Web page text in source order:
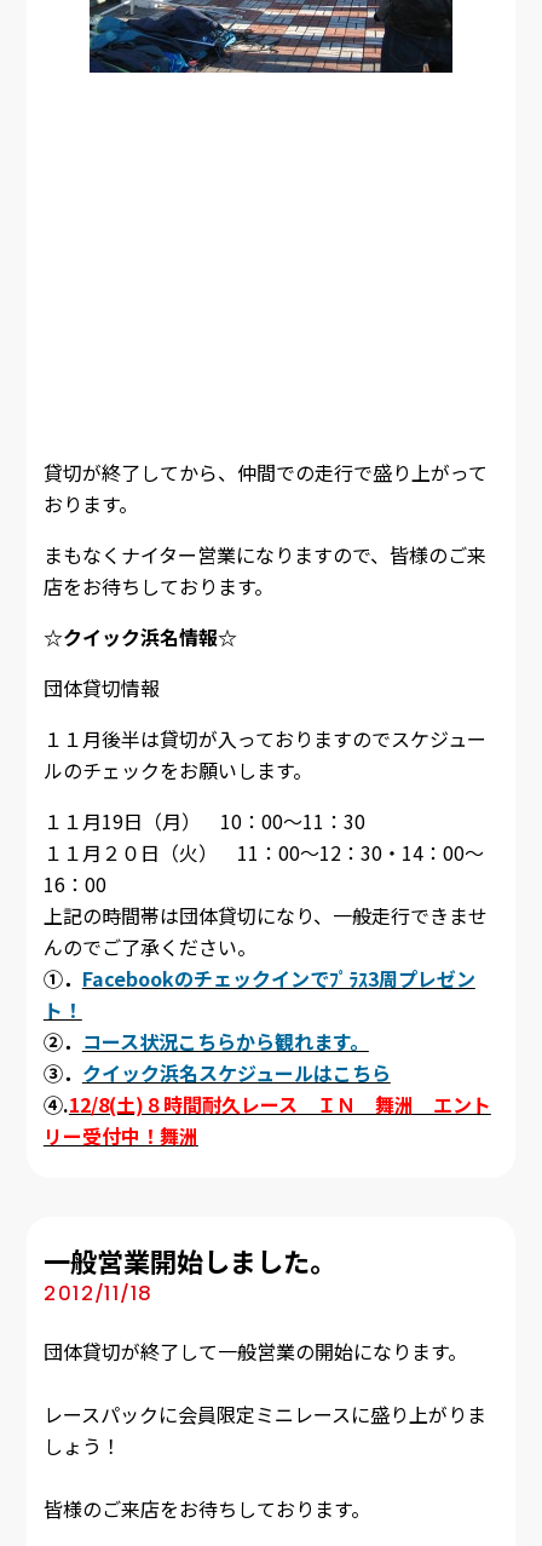
貸切が終了してから、仲間での走行で盛り上がって
おります。
まもなくナイター営業になりますので、皆様のご来
店をお待ちしております。
☆クイック浜名情報☆
団体貸切情報
１１月後半は貸切が入っておりますのでスケジュー
ルのチェックをお願いします。
１１月19日（月） 10：00～11：30
１１月２０日（火） 11：00～12：30・14：00～
16：00
上記の時間帯は団体貸切になり、一般走行できませ
んのでご了承ください。
①． Facebookのチェックインでﾌﾟﾗｽ3周プレゼン
ト！
②． コース状況こちらから観れます。
③． クイック浜名スケジュールはこちら
④.12/8(土)８時間耐久レース ＩＮ 舞洲 エント
リー受付中！舞洲
一般営業開始しました。
2012/11/18
団体貸切が終了して一般営業の開始になります。
レースパックに会員限定ミニレースに盛り上がりま
しょう！
皆様のご来店をお待ちしております。